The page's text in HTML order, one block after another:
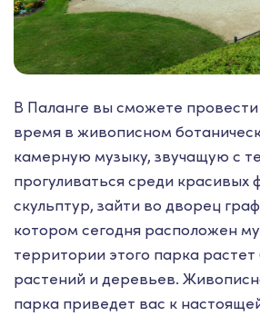
В Паланге вы сможете
время в живописном
камерную музыку, звучащую с
прогуливаться среди красивых
скульптур, зайти во дворец
котором сегодня расположен
территории этого парка
растений и деревьев.
парка приведет вас к